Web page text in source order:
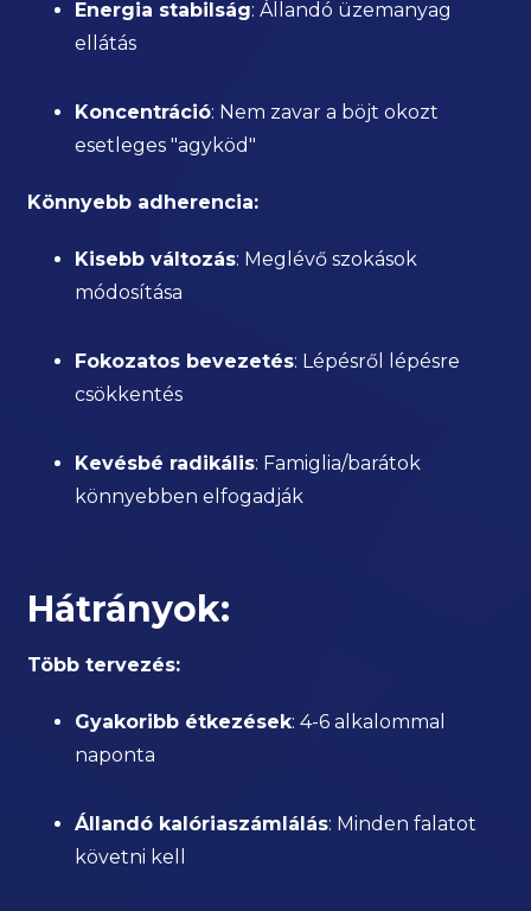
Energia stabilság: Állandó üzemanyag
ellátás
Koncentráció: Nem zavar a böjt okozt
esetleges "agyköd"
Könnyebb adherencia:
Kisebb változás: Meglévő szokások
módosítása
Fokozatos bevezetés: Lépésről lépésre
csökkentés
Kevésbé radikális: Famiglia/barátok
könnyebben elfogadják
Hátrányok:
Több tervezés:
Gyakoribb étkezések: 4-6 alkalommal
naponta
Állandó kalóriaszámlálás: Minden falatot
követni kell